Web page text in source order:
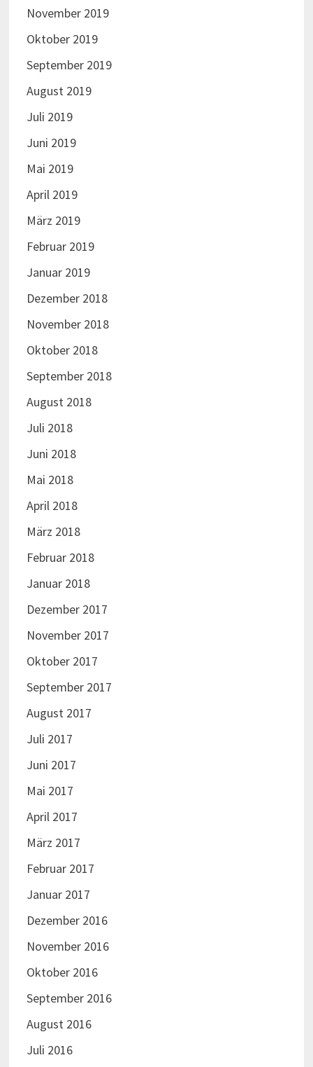
November 2019
Oktober 2019
September 2019
August 2019
Juli 2019
Juni 2019
Mai 2019
April 2019
März 2019
Februar 2019
Januar 2019
Dezember 2018
November 2018
Oktober 2018
September 2018
August 2018
Juli 2018
Juni 2018
Mai 2018
April 2018
März 2018
Februar 2018
Januar 2018
Dezember 2017
November 2017
Oktober 2017
September 2017
August 2017
Juli 2017
Juni 2017
Mai 2017
April 2017
März 2017
Februar 2017
Januar 2017
Dezember 2016
November 2016
Oktober 2016
September 2016
August 2016
Juli 2016